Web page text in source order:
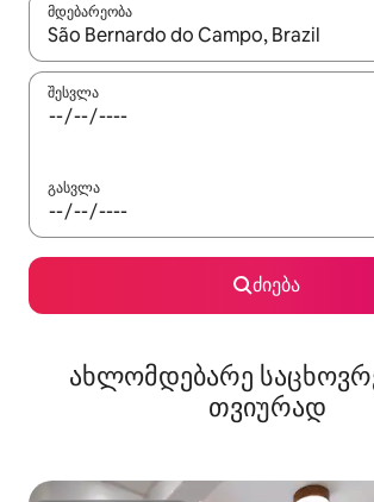
მდებარეობა
როცა შედეგები ხელმისაწვდომი
შესვლა
გასვლა
ძიება
ახლომდებარე
თვიურად